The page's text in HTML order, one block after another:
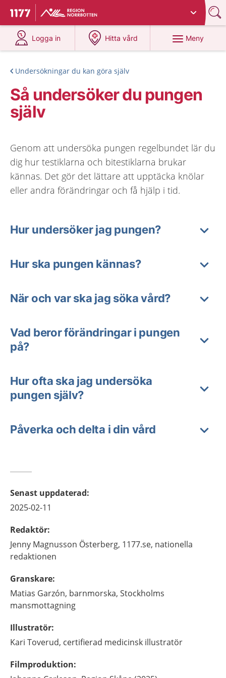
Till startsidan för 1177
Du har valt region
Logga in
på 1177.se
Hitta vård
på 1177.se
Meny
Undersökningar du kan göra själv
Så undersöker du pungen
själv
Genom att undersöka pungen regelbundet lär du
dig hur testiklarna och bitestiklarna brukar
kännas. Det gör det lättare att upptäcka knölar
eller andra förändringar och få hjälp i tid.
Hur undersöker jag pungen?
Hur ska pungen kännas?
När och var ska jag söka vård?
Vad beror förändringar i pungen
på?
Hur ofta ska jag undersöka
pungen själv?
Påverka och delta i din vård
Senast uppdaterad:
2025-02-11
Redaktör:
Jenny Magnusson Österberg, 1177.se, nationella
redaktionen
Granskare:
Matias Garzón, barnmorska, Stockholms
mansmottagning
Illustratör:
Kari Toverud, certifierad medicinsk illustratör
Filmproduktion: